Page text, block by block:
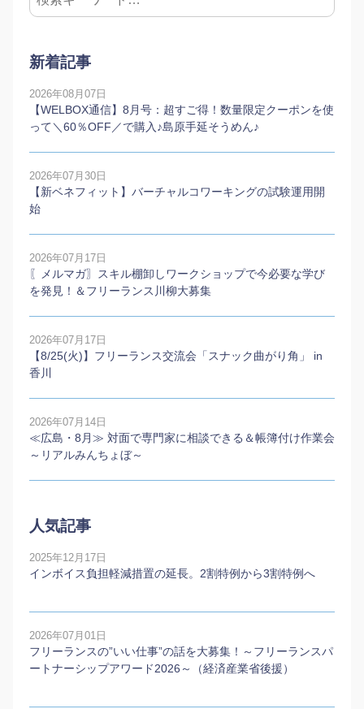
新着記事
2026年08月07日
【WELBOX通信】8月号：超すご得！数量限定クーポンを使
って＼60％OFF／で購入♪島原手延そうめん♪
2026年07月30日
【新ベネフィット】バーチャルコワーキングの試験運用開
始
2026年07月17日
〖メルマガ〗スキル棚卸しワークショップで今必要な学び
を発見！＆フリーランス川柳大募集
2026年07月17日
【8/25(火)】フリーランス交流会「スナック曲がり角」 in
香川
2026年07月14日
≪広島・8月≫ 対面で専門家に相談できる＆帳簿付け作業会
～リアルみんちょぼ～
人気記事
2025年12月17日
インボイス負担軽減措置の延長。2割特例から3割特例へ
2026年07月01日
フリーランスの”いい仕事”の話を大募集！～フリーランスパ
ートナーシップアワード2026～（経済産業省後援）